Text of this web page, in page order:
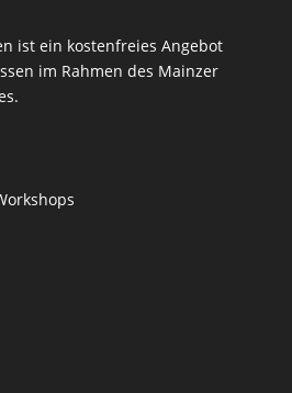
ist ein kostenfreies Angebot
im Rahmen des Mainzer
.